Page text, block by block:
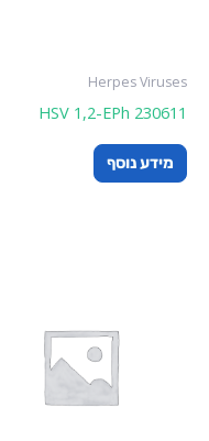
Herpes Viruses
HSV 1,2-EPh 230611
מידע נוסף